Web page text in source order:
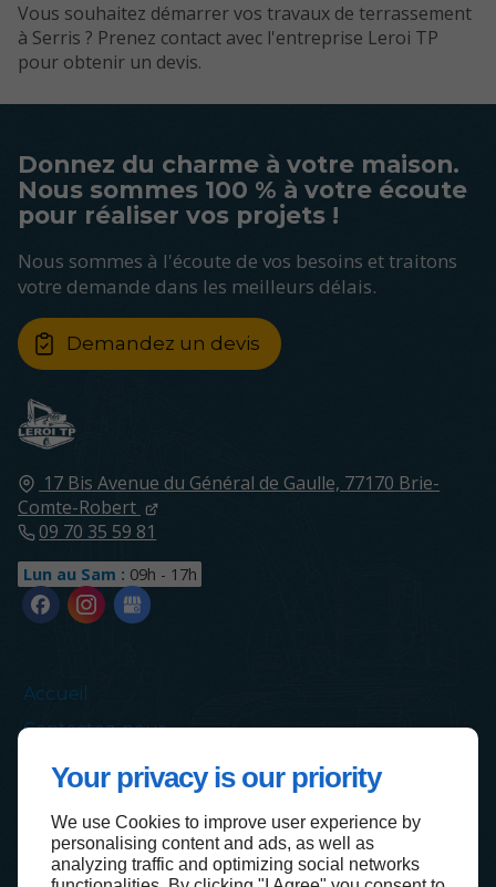
Your privacy is our priority
We use Cookies to improve user experience by
personalising content and ads, as well as
analyzing traffic and optimizing social networks
Vous souhaitez démarrer vos travaux de terrassement
à Serris ? Prenez contact avec l'entreprise Leroi TP
pour obtenir un devis.
17 Bis Avenue du Général de Gaulle, 77170 Brie-
Comte-Robert
09 70 35 59 81
Lun au Sam : 09h - 17h
Accueil
Contactez-nous
Mentions légales
Donnez du charme à votre maison.
Nous sommes 100 % à votre écoute
pour réaliser vos projets !
Nous sommes à l'écoute de vos besoins et traitons
votre demande dans les meilleurs délais.
Demandez un devis